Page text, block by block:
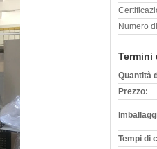
Numero
Termini
Quantità
Prezzo:
Tempi di